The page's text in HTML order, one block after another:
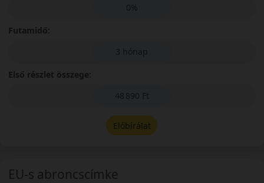
0%
Futamidő:
3 hónap
Első részlet összege:
48 890 Ft
Előbírálat
EU-s abroncscímke